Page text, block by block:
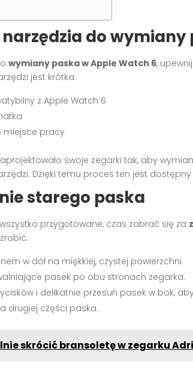
narzędzia do wymiany
wymiany paska w Apple Watch 6,
jest krótka:
z Apple Watch 6
miejsce pracy
swoje zegarki tak, aby
Dzięki temu proces ten jest
starego paska
przygotowane, czas zabrać się za
w dół na miękkiej, czystej powierzchni.
pasek po obu stronach zegarka.
i delikatnie przesuń pasek w bok,
drugiej części paska.
skrócić bransoletę w zegarku